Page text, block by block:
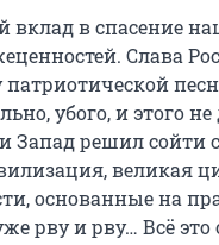
вклад в спасение
Слава
убого, и этого
Запад решил сойти
великая
основанные на
рву и рву… Всё это